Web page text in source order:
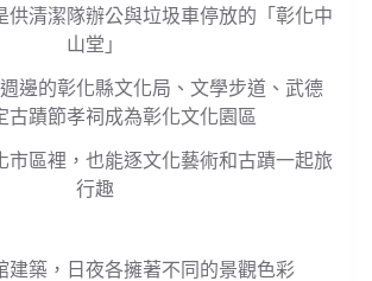
供清潔隊辦公與垃圾車停放的「彰化中
山堂」
邊的彰化縣文化局、文學步道、武德
古蹟節孝祠成為彰化文化園區
市區裡，也能逐文化藝術和古蹟一起旅
行趣
建築，日夜各擁著不同的景觀色彩